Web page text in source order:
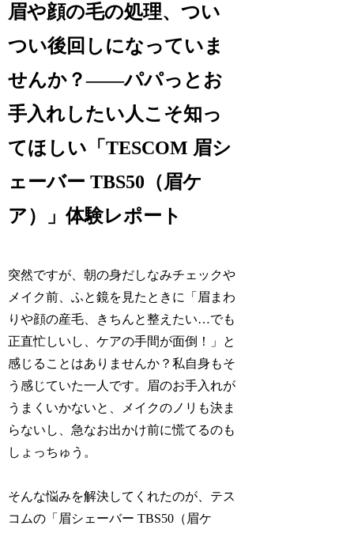
眉や顔の毛の処理、つい
つい後回しになっていま
せんか？――パパっとお
手入れしたい人こそ知っ
てほしい「TESCOM 眉シ
ェーバー TBS50（眉ケ
ア）」体験レポート
突然ですが、朝の身だしなみチェックや
メイク前、ふと鏡を見たときに「眉まわ
りや顔の産毛、きちんと整えたい…でも
正直忙しいし、ケアの手間が面倒！」と
感じることはありませんか？私自身もそ
う感じていた一人です。眉のお手入れが
うまくいかないと、メイクのノリも決ま
らないし、急なお出かけ前に慌てるのも
しょっちゅう。
そんな悩みを解決してくれたのが、テス
コムの「眉シェーバー TBS50（眉ケ